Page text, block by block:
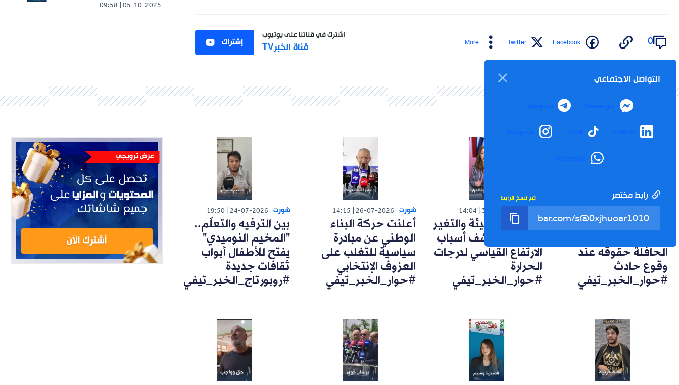
0
Facebook
Twitter
More
التواصل الاجتماعي
Messenger
Telegram
LinkedIn
TikTok
Instagram
WhatsApp
رابط مختصر تم نسخ الرابط
اشترك في قناتنا على يوتيوب
قناة الخبرTV إشتراك
05-10-2025
09:58
شورت
تعويضات وضمانات..
الحافلة حقوقه عند
وقوع حادث
#حوار_الخبر_تيفي
شورت 30-07-2026
14:04
خبيرة في البيئة والتغير
المناخي تكشف أسباب
الارتفاع القياسي لدرجات
الحرارة
#حوار_الخبر_تيفي
شورت 26-07-2026
14:15
أعلنت حركة البناء
الوطني عن مبادرة
سياسية للتغلب على
العزوف الإنتخابي
#حوار_الخبر_تيفي
شورت 24-07-2026
19:50
بين الترفيه والتعلّم..
"المخيم النوميدي"
يفتح للأطفال أبواب
ثقافات جديدة
#روبورتاج_الخبر_تيفي